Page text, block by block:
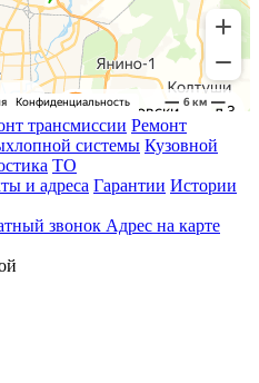
трансмиссии Ремонт
системы Кузовной
ТО
и адреса Гарантии Истории
звонок Адрес на карте